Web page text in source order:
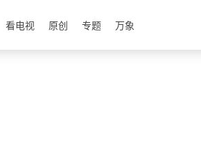
看电视 原创 专题 万象